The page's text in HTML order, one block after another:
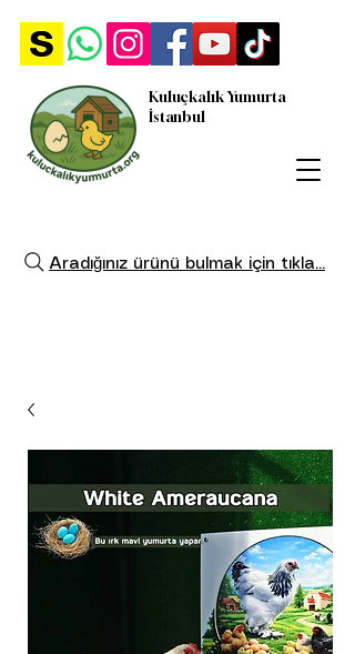
Kuluçkalık Yumurta
İstanbul
Aradığınız ürünü bulmak için tıkla...